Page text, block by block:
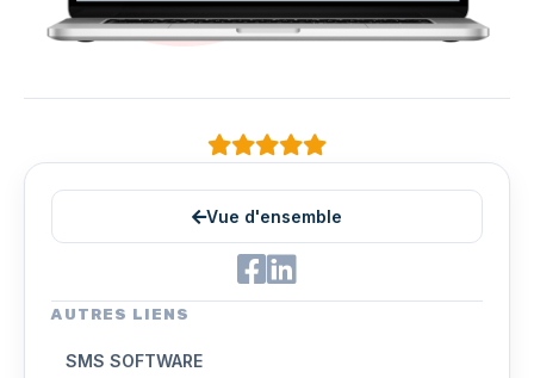
Vue d'ensemble
AUTRES LIENS
SMS SOFTWARE